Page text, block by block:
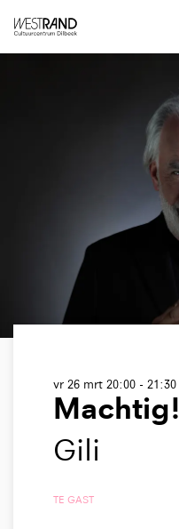
Machtig!
Gili
vr 26 mrt 20:00 - 21:30
TE GAST